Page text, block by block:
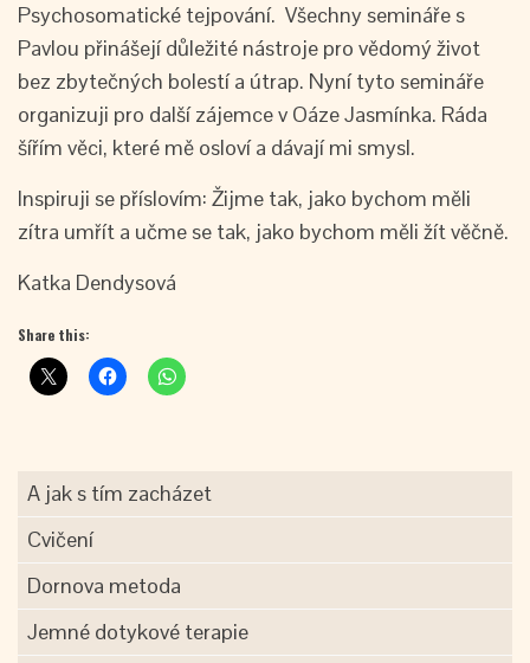
Psychosomatické tejpování. Všechny semináře s
Pavlou přinášejí důležité nástroje pro vědomý život
bez zbytečných bolestí a útrap. Nyní tyto semináře
organizuji pro další zájemce v Oáze Jasmínka. Ráda
šířím věci, které mě osloví a dávají mi smysl.
Inspiruji se příslovím: Žijme tak, jako bychom měli
zítra umřít a učme se tak, jako bychom měli žít věčně.
Katka Dendysová
Share this:
A jak s tím zacházet
Cvičení
Dornova metoda
Jemné dotykové terapie